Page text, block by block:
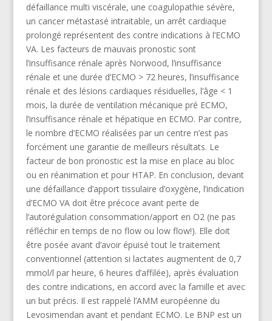
défaillance multi viscérale, une coagulopathie sévère,
un cancer métastasé intraitable, un arrêt cardiaque
prolongé représentent des contre indications à l’ECMO
VA. Les facteurs de mauvais pronostic sont
l’insuffisance rénale après Norwood, l’insuffisance
rénale et une durée d’ECMO > 72 heures, l’insuffisance
rénale et des lésions cardiaques résiduelles, l’âge < 1
mois, la durée de ventilation mécanique pré ECMO,
l’insuffisance rénale et hépatique en ECMO. Par contre,
le nombre d’ECMO réalisées par un centre n’est pas
forcément une garantie de meilleurs résultats. Le
facteur de bon pronostic est la mise en place au bloc
ou en réanimation et pour HTAP. En conclusion, devant
une défaillance d’apport tissulaire d’oxygène, l’indication
d’ECMO VA doit être précoce avant perte de
l’autorégulation consommation/apport en O2 (ne pas
réfléchir en temps de no flow ou low flow!). Elle doit
être posée avant d’avoir épuisé tout le traitement
conventionnel (attention si lactates augmentent de 0,7
mmol/l par heure, 6 heures d’affilée), après évaluation
des contre indications, en accord avec la famille et avec
un but précis. Il est rappelé l’AMM européenne du
Levosimendan avant et pendant ECMO. Le BNP est un